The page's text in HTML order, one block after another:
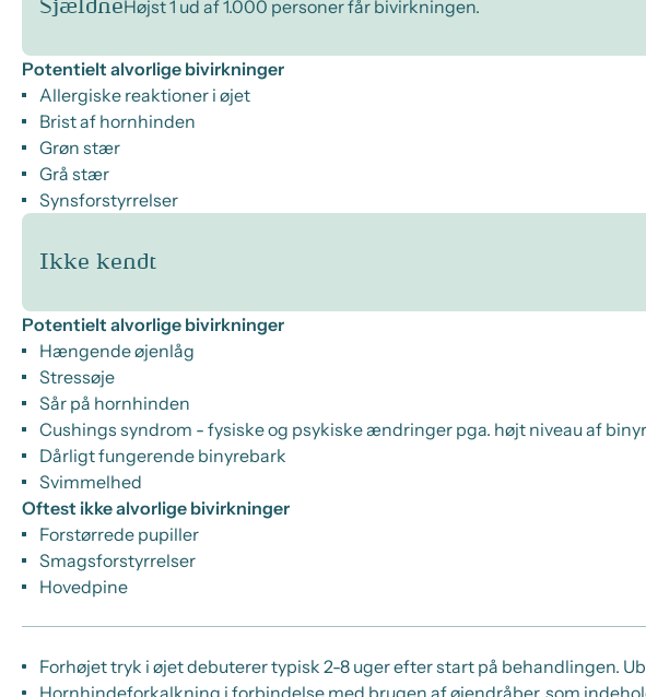
SjældneHøjst 1 ud af 1.000 personer får bivirkningen.
Potentielt alvorlige bivirkninger
Allergiske reaktioner i øjet
Brist af hornhinden
Grøn stær
Grå stær
Synsforstyrrelser
Ikke kendt
Potentielt alvorlige bivirkninger
Hængende øjenlåg
Stressøje
Sår på hornhinden
Cushings syndrom - fysiske og psykiske ændringer pga. højt niveau af
Dårligt fungerende binyrebark
Svimmelhed
Oftest ikke alvorlige bivirkninger
Forstørrede pupiller
Smagsforstyrrelser
Hovedpine
Forhøjet tryk i øjet debuterer typisk 2-8 uger efter start på behandlingen.
Hornhindeforkalkning i forbindelse med brugen af øjendråber, som